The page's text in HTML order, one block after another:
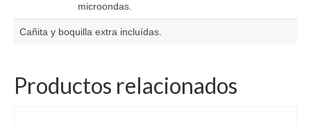
microondas.
Cañita y boquilla extra incluídas.
Productos relacionados